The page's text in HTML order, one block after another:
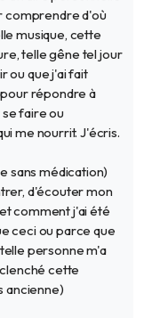
comprendre d'où
musique, cette
telle gêne tel jour
ou que j'ai fait
répondre à
faire ou
me nourrit. J'écris.
sans médication)
d'écouter mon
comment j'ai été
ceci ou parce que
personne m'a
cette
ancienne)